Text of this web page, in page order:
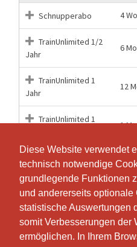
Diese Website verwendet
technisch notwendige
grundlegende Funktionen
und andererseits optionale
statistische Auswertungen
somit Verbesserungen der
ermöglichen. In Ihrem
Diese Website verwendet
technisch notwendige
grundlegende Funktionen
und andererseits optionale
statistische Auswertungen
somit Verbesserungen der
ermöglichen. In Ihrem
Schnupperabo 4
TrainUnlimited 1/2
Jahr
6
TrainUnlimited 1
Jahr
12
TrainUnlimited 1
1
TrainUnlimited
Eintrittsblock 10-er
12
TrainUnlimited
Eintrittsblock 5-er
6
TrainUnlimited
1